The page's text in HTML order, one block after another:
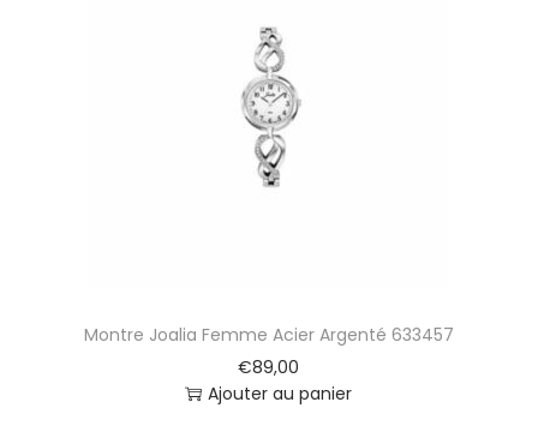
Montre Joalia Femme Acier Argenté 633457
€89,00
Ajouter au panier